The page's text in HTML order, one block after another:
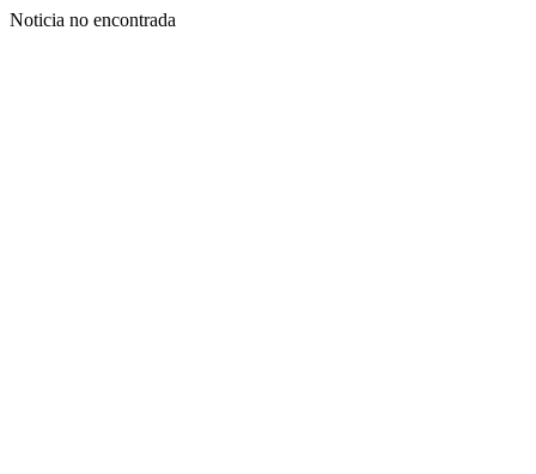
Noticia no encontrada